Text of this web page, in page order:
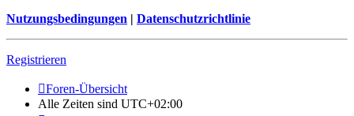
Nutzungsbedingungen | Datenschutzrichtlinie
Registrieren
Foren-Übersicht
Alle Zeiten sind UTC+02:00